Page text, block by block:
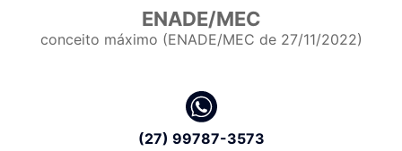
ENADE/MEC
conceito máximo (ENADE/MEC de 27/11/2022)
(27) 99787-3573